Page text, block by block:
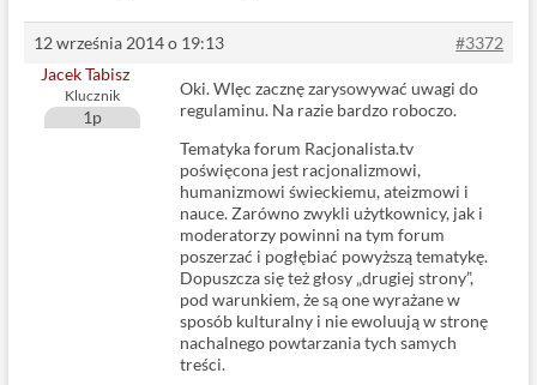
n
12 września 2014 o 19:13
#3372
Jacek Tabisz
Klucznik
1p
Oki. WIęc zacznę zarysowywać uwagi do
regulaminu. Na razie bardzo roboczo.
Tematyka forum Racjonalista.tv
poświęcona jest racjonalizmowi,
humanizmowi świeckiemu, ateizmowi i
nauce. Zarówno zwykli użytkownicy, jak i
moderatorzy powinni na tym forum
poszerzać i pogłębiać powyższą tematykę.
Dopuszcza się też głosy „drugiej strony”,
pod warunkiem, że są one wyrażane w
sposób kulturalny i nie ewoluują w stronę
nachalnego powtarzania tych samych
treści.